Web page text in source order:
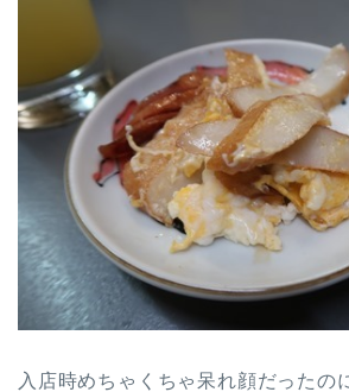
入店時めちゃくちゃ呆れ顔だったの